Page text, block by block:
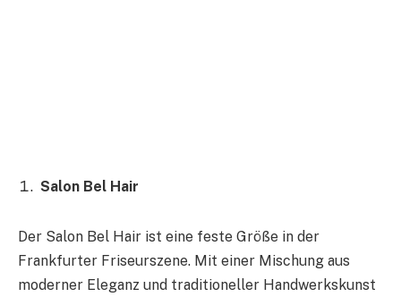
Salon Bel Hair
Der Salon Bel Hair ist eine feste Größe in der
Frankfurter Friseurszene. Mit einer Mischung aus
moderner Eleganz und traditioneller Handwerkskunst